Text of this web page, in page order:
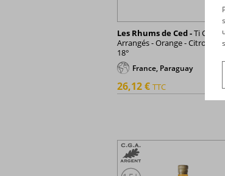
Les Rhums de Ced -Ti Ced -
Arrangés - Orange - Citron -
18°
France, Paraguay
26,12 € TTC